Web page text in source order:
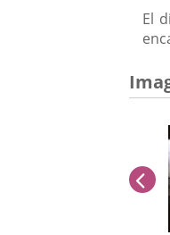
El